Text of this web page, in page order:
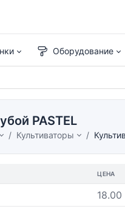
Оборудование
PASTEL
Культиваторы
ЦЕНА
18.00